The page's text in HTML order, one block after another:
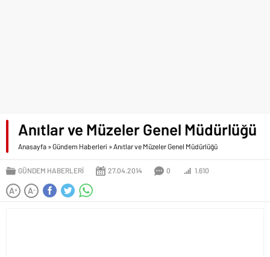
Anıtlar ve Müzeler Genel Müdürlüğü
Anasayfa »Gündem Haberleri »Anıtlar ve Müzeler Genel Müdürlüğü
GÜNDEM HABERLERI 27.04.2014 0 1.610
A+ A-